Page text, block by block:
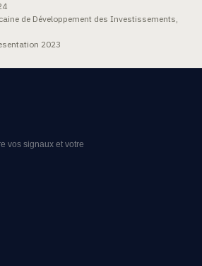
de Développement des Investissements,
2023
vos signaux et votre